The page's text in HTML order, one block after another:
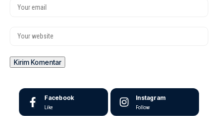
Facebook
Like
Instagram
Follow